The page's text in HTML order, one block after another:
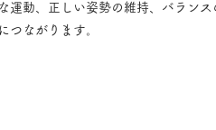
動、正しい姿勢の維持、バランス
つながります。